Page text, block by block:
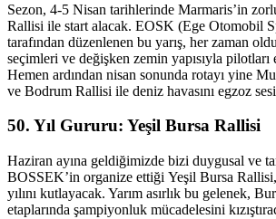
Sezon, 4-5 Nisan tarihlerinde Marmaris’in
Rallisi ile start alacak. EOSK (Ege Otomobil
tarafından düzenlenen bu yarış, her zaman
seçimleri ve değişken zemin yapısıyla pilotları
Hemen ardından nisan sonunda rotayı yine
ve Bodrum Rallisi ile deniz havasını egzoz
50. Yıl Gururu: Yeşil Bursa Rallisi
Haziran ayına geldiğimizde bizi duygusal ve
BOSSEK’in organize ettiği Yeşil Bursa Rallisi
yılını kutlayacak. Yarım asırlık bu gelenek,
etaplarında şampiyonluk mücadelesini